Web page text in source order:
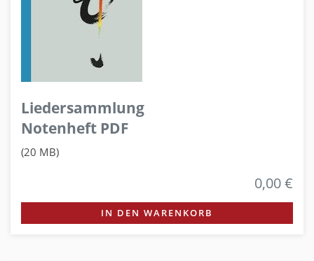
Liedersammlung
Notenheft PDF
(20 MB)
0,00 €
IN DEN WARENKORB